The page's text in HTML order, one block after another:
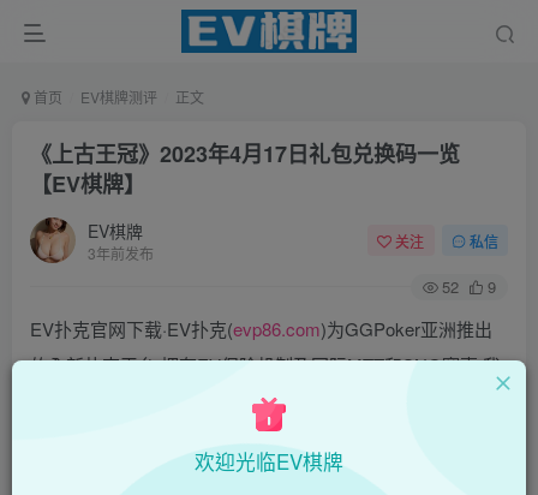
首页 EV棋牌测评 正文
《上古王冠》2023年4月17日礼包兑换码一览
【EV棋牌】
EV棋牌
3年前发布
关注 私信
52 9
EV扑克官网下载·EV扑克(evp86.com)为GGPoker亚洲推出
的全新扑克平台,拥有EV保险机制及国际MTT和SNG赛事,我
们具备完善的国际认可,致力提供国内最公平与公正的竞技环
EV扑克|EV扑克官网|EV扑克下载|EV扑克电脑版|EV扑克娱
欢迎光临EV棋牌